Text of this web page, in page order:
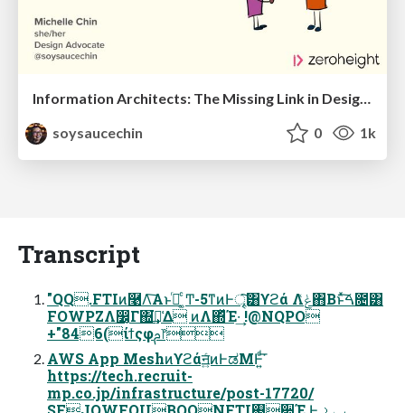
soysaucechin
0 1k
Transcript
"QQ.FTIͷ࿩Λ͠Α͏ͱࢥͬ ͚ͨͲ-5ͳͷͰৄ͘͠͸ϒϩά Λݟͯ΋Β͏ͱͯ͠ࠓ೔͸
FOWPZΛ෼͔Γ΍͘͢ྫ͑Δ ͷΛ΍ͬͯΈ·͢ !@NQPO
+"846(ίϯςφࢧ෦
AWS App Meshͷϒϩάॻ͍ͨͷͰಡΜͰ͍ͩ͘͞
https://tech.recruit-
mp.co.jp/infrastructure/post-17720/